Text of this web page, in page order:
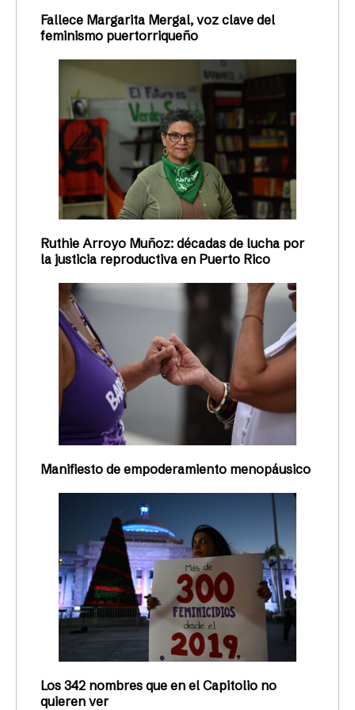
Fallece Margarita Mergal, voz clave del
feminismo puertorriqueño
Ruthie Arroyo Muñoz: décadas de lucha por
la justicia reproductiva en Puerto Rico
Manifiesto de empoderamiento menopáusico
Los 342 nombres que en el Capitolio no
quieren ver